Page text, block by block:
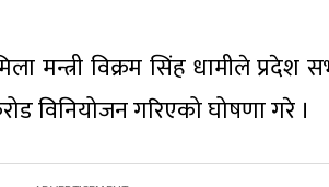
मन्त्री विक्रम सिंह धामीले प्रदेश
विनियोजन गरिएको घोषणा गरे ।